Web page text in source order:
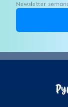
Newsletter